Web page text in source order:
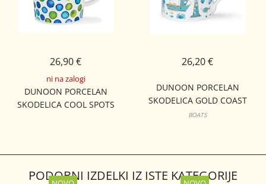
ni na zalogi
DUNOON PORCELAN
SKODELICA COOL SPOTS
26,90 €
DUNOON PORCELAN
SKODELICA GOLD COAST
BUTE
BOATS
26,20 €
PODOBNI IZDELKI IZ ISTE KATEGORIJE